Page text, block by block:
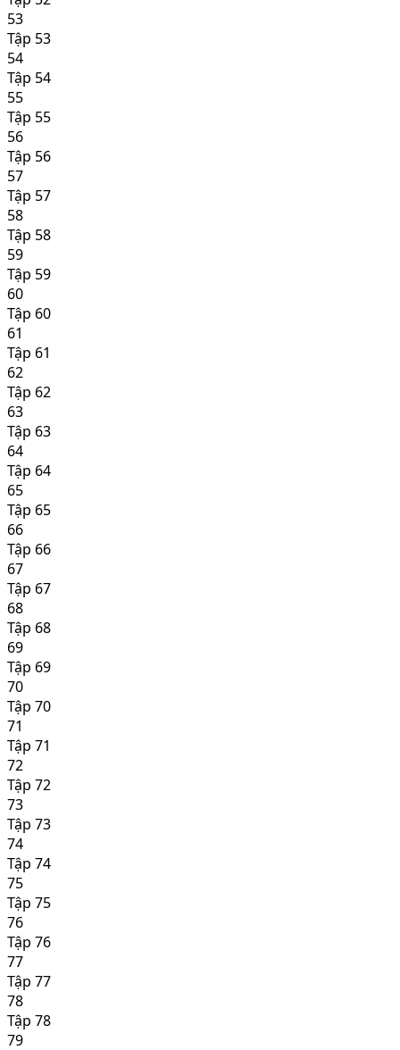
53
Tập 53
54
Tập 54
55
Tập 55
56
Tập 56
57
Tập 57
58
Tập 58
59
Tập 59
60
Tập 60
61
Tập 61
62
Tập 62
63
Tập 63
64
Tập 64
65
Tập 65
66
Tập 66
67
Tập 67
68
Tập 68
69
Tập 69
70
Tập 70
71
Tập 71
72
Tập 72
73
Tập 73
74
Tập 74
75
Tập 75
76
Tập 76
77
Tập 77
78
Tập 78
79